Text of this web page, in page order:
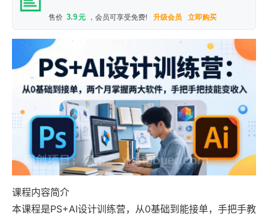
售价 3.9元 ，会员可享受免费! 升级会员 立即购买
课程内容简介
本课程是PS+AI设计训练营，从0基础到能接单，手把手教